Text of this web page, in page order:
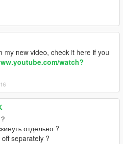
my new video, check it here if you
watch?
отдельно ?
separately ?